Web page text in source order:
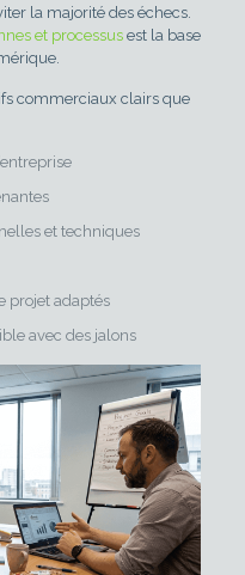
la majorité des échecs.
et processusest la base
commerciaux clairs que
et techniques
projet adaptés
avec des jalons